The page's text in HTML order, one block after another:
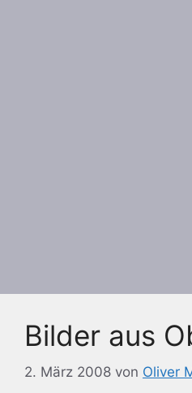
Bilder aus
2. März 2008 von Oliver